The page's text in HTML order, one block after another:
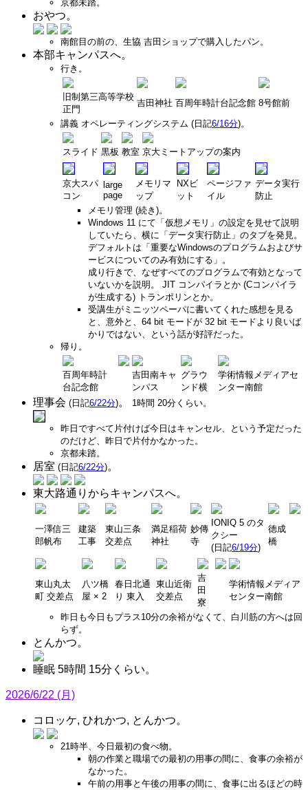
京都未踏。
おやつ。
南館目の前の、生協 吉田ショップで購入したパン。
本部キャンパスへ。
行き。
旧制第三高等学校
正門
吉田神社 百周年時計台記念館 8号館前
講義 オペレーティングシステム (日記6/16分)。
スライド 黒板 教室 京大ミートアップの案内
京大スパ
コン
large
page
メモリマ
ップ
NXビ
ット
ページファ
イル
データ実行
防止
メモリ管理 (続き)。
Windows 11 にて「仮想メモリ」の設定を見せて説明
していたら、横に「データ実行防止」のタブを発見。
デフォルトは「重要なWindowsのプログラムおよびサ
ービスについてのみ有効にする」。
成り行きで、なぜすべてのプログラムで有効となって
いないかを説明。 JIT コンパイラとか (Cコンパイラ
が生成する) トランポリンとか。
受講生がミニッツペーパに書いてくれた感想を見る
と、意外と、64 bit モードが 32 bit モードより良いば
かりではない、という話が好評だった。
帰り。
百周年時計
台記念館
吉田南キャ
ンパス
グラウ
ンド横
学術情報メディアセ
ンター南館
理事会 (日記6/22分)。 1時間 20分くらい。
昨日ですべて片付けば今日はキャンセル、という予定だった
のだけど、昨日で片付かなかった。
京都未踏。
居室 (日記6/22分)。
東大路通りからキャンパスへ。
一澤信三
郎帆布
建築
工事
東山三条
交差点
満足稲荷
神社
妙傳
寺
IONIQ 5 のタ
クシー
(日記6/19分)
徳成
橋
東山丸太
町 交差点
八ツ橋
屋 × 2
春日北通
り 東入
東山近衛
交差点
吉
田
寮
学術情報メディア
センター南館
昨日も今日もプラス10分の余裕がなくて、白川筋の方へは回
らず。
とんかつ。
睡眠 5時間 15分くらい。
2026/6/22 (月)
コロッケ, ひれかつ, とんかつ。
21時半、今日最初の食べ物。
朝の作業と職場での最初の用事の間に、食事の余裕が
なかった。
午前の用事と午後の用事の間に、食事に出るほどの時